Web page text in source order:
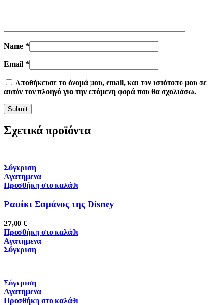
Name *
Email *
Αποθήκευσε το όνομά μου, email, και τον ιστότοπο μου σε
αυτόν τον πλοηγό για την επόμενη φορά που θα σχολιάσω.
Σχετικά προϊόντα
Σύγκριση
Αγαπημενα
Προσθήκη στο καλάθι
Ραφίκι Σαμάνος της Disney
27,00 €
Προσθήκη στο καλάθι
Αγαπημενα
Σύγκριση
Σύγκριση
Αγαπημενα
Προσθήκη στο καλάθι